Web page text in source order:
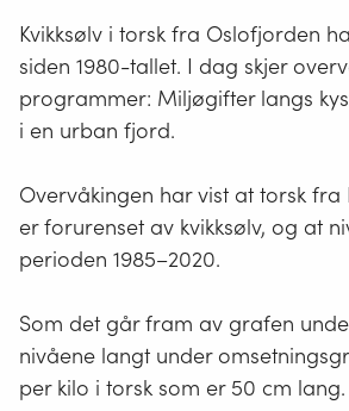
Kvikksølv i torsk fra Oslofjorden
siden 1980-tallet. I dag skjer
programmer: Miljøgifter langs
i en urban fjord.
Overvåkingen har vist at torsk
er forurenset av kvikksølv, og at
perioden 1985–2020.
Som det går fram av grafen
nivåene langt under
per kilo i torsk som er 50 cm lang.